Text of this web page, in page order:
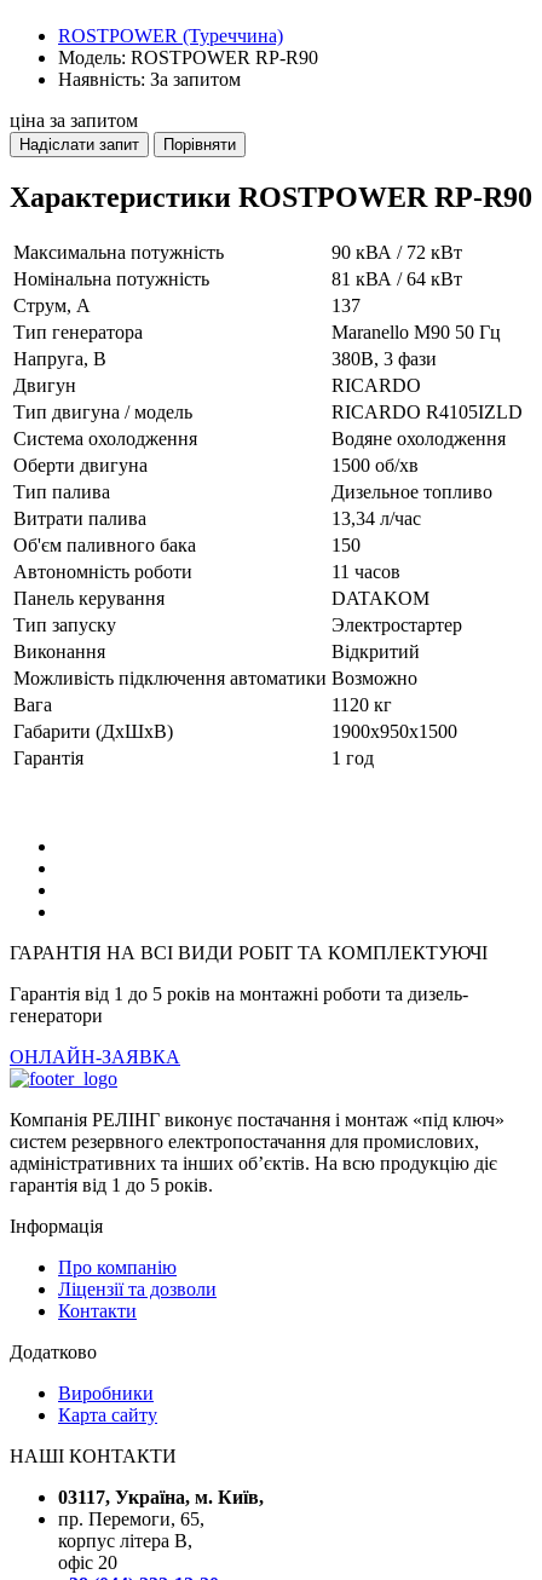
ROSTPOWER (Туреччина)
Модель: ROSTPOWER RP-R90
Наявність: За запитом
ціна за запитом
Надіслати запит Порівняти
Характеристики ROSTPOWER RP-R90
Максимальна потужність
90 кВА / 72 кВт
Номінальна потужність
81 кВА / 64 кВт
Струм, А
137
Тип генератора
Maranello M90 50 Гц
Напруга, В
380В, 3 фази
Двигун
RICARDO
Тип двигуна / модель
RICARDO R4105IZLD
Система охолодження
Водяне охолодження
Оберти двигуна
1500 об/хв
Тип палива
Дизельное топливо
Витрати палива
13,34 л/час
Об'єм паливного бака
150
Автономність роботи
11 часов
Панель керування
DATAKOM
Тип запуску
Электростартер
Виконання
Відкритий
Можливість підключення автоматики Возможно
Вага
1120 кг
Габарити (ДхШхВ)
1900х950х1500
Гарантія
1 год
ГАРАНТІЯ НА ВСІ ВИДИ РОБІТ ТА КОМПЛЕКТУЮЧІ
Гарантія від 1 до 5 років на монтажні роботи та дизель-
генератори
ОНЛАЙН-ЗАЯВКА
Компанія РЕЛІНГ виконує постачання і монтаж «під ключ»
систем резервного електропостачання для промислових,
адміністративних та інших об’єктів. На всю продукцію діє
гарантія від 1 до 5 років.
Інформація
Про компанію
Ліцензії та дозволи
Контакти
Додатково
Виробники
Карта сайту
НАШІ КОНТАКТИ
03117, Україна, м. Київ,
пр. Перемоги, 65,
корпус літера В,
офіс 20